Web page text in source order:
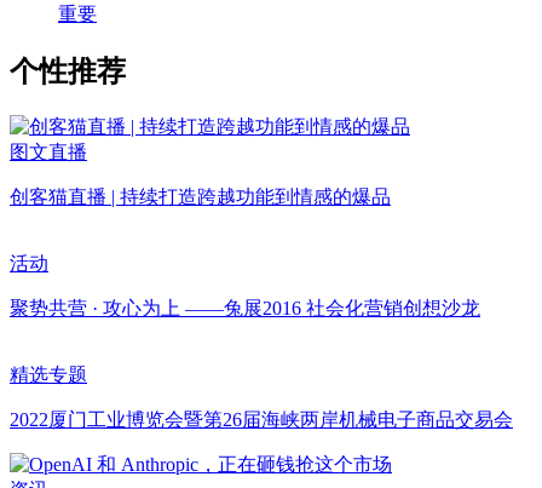
重要
个性推荐
图文直播
创客猫直播 | 持续打造跨越功能到情感的爆品
活动
聚势共营 · 攻心为上 ——兔展2016 社会化营销创想沙龙
精选专题
2022厦门工业博览会暨第26届海峡两岸机械电子商品交易会